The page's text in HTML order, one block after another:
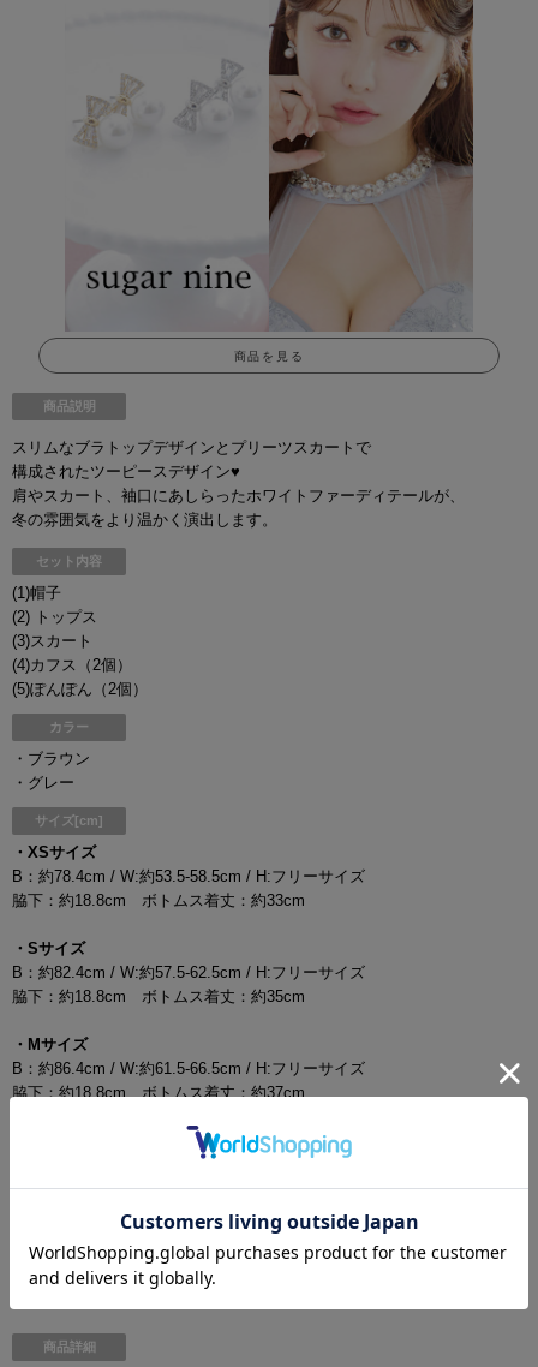
商品を見る
商品説明
スリムなブラトップデザインとプリーツスカートで
構成されたツーピースデザイン♥
肩やスカート、袖口にあしらったホワイトファーディテールが、
冬の雰囲気をより温かく演出します。
セット内容
(1)帽子
(2) トップス
(3)スカート
(4)カフス（2個）
(5)ぽんぽん（2個）
カラー
・ブラウン
・グレー
サイズ[cm]
・XSサイズ
B：約78.4cm / W:約53.5-58.5cm / H:フリーサイズ
脇下：約18.8cm ボトムス着丈：約33cm
・Sサイズ
B：約82.4cm / W:約57.5-62.5cm / H:フリーサイズ
脇下：約18.8cm ボトムス着丈：約35cm
・Mサイズ
B：約86.4cm / W:約61.5-66.5cm / H:フリーサイズ
脇下：約18.8cm ボトムス着丈：約37cm
B：約90.4cm / W:約65.6-70.6cm / H:フリーサイズ
脇下：約18.8cm ボトムス着丈：約39cm
B：約94.4cm / W:約69.5-74.5cm / H:フリーサイズ
脇下：約18.8cm ボトムス着丈：約39cm
商品詳細